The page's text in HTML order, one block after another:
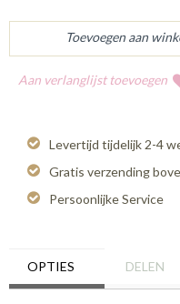
Aan verlanglijst toevoegen
Levertijd tijdelijk 2-4
Gratis verzending
Persoonlijke Service
OPTIES DELEN